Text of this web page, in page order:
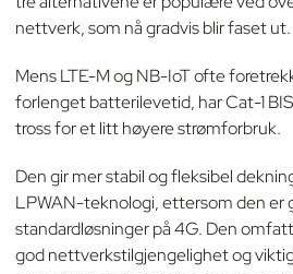
nettverk, som nå gradvis blir faset ut.
Mens LTE-M og NB-IoT ofte
forlenget batterilevetid, har Cat-1
tross for et litt høyere strømforbruk.
Den gir mer stabil og fleksibel
LPWAN-teknologi, ettersom den er
standardløsninger på 4G. Den
god nettverkstilgjengelighet og